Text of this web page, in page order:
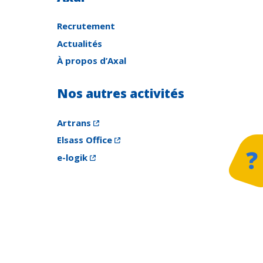
Recrutement
Actualités
À propos d’Axal
Nos autres activités
Artrans
Elsass Office
e-logik